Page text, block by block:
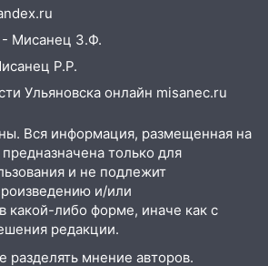
женщине засудить УК
стенах
звезды сулят
— испытания на
05.08.2026
на проспекте Тюленева
обманули 92-летнюю
области
- Мисанец З.Ф.
Р.Р.
Ульяновска онлайн misanec.ru
Вся информация, размещенная на
только для
и не подлежит
и/или
какой-либо форме, иначе как с
редакции.
разделять мнение авторов.